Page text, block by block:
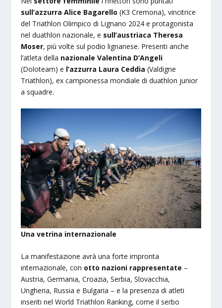
sull’azzurra Alice Bagarello (K3 Cremona), vincitrice
del Triathlon Olimpico di Lignano 2024 e protagonista
nel duathlon nazionale, e sull’austriaca Theresa
Moser, più volte sul podio lignanese. Presenti anche
l’atleta della nazionale Valentina D’Angeli
(Doloteam) e l’azzurra Laura Ceddia (Valdigne
Triathlon), ex campionessa mondiale di duathlon junior
a squadre.
Una vetrina internazionale
La manifestazione avrà una forte impronta
internazionale, con otto nazioni rappresentate –
Austria, Germania, Croazia, Serbia, Slovacchia,
Ungheria, Russia e Bulgaria – e la presenza di atleti
inseriti nel World Triathlon Ranking, come il serbo